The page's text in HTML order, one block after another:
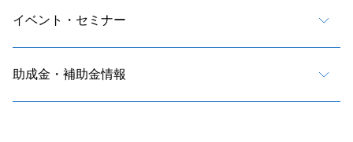
イベント・セミナー
助成金・補助金情報